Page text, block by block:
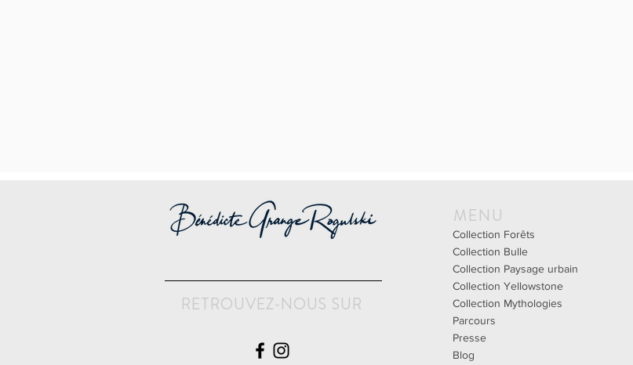
RETROUVEZ-NOUS SUR
MENU
Collection Forêts
Collection Bulle
Collection Paysage urbain
Collection Yellowstone
Collection Mythologies
Parcours
Presse
Blog